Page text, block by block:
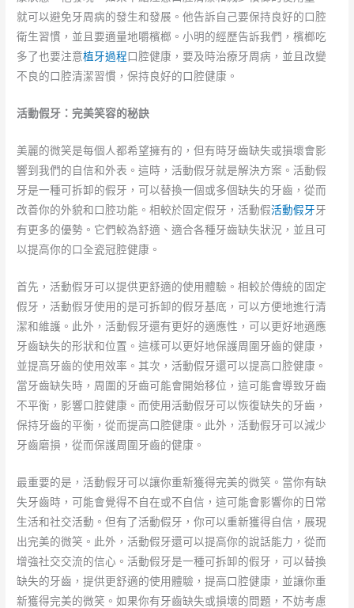
就可以避免牙周病的發生和發展。他告訴自己要保持良好的口腔
衛生習慣，並且要適量地嚼檳榔。小明的經歷告訴我們，檳榔吃
多了也要注意植牙過程口腔健康，要及時治療牙周病，並且改變
不良的口腔清潔習慣，保持良好的口腔健康。
活動假牙：完美笑容的秘訣
美麗的微笑是每個人都希望擁有的，但有時牙齒缺失或損壞會影
響到我們的自信和外表。這時，活動假牙就是解決方案。活動假
牙是一種可拆卸的假牙，可以替換一個或多個缺失的牙齒，從而
改善你的外貌和口腔功能。相較於固定假牙，活動假活動假牙牙
有更多的優勢。它們較為舒適、適合各種牙齒缺失狀況，並且可
以提高你的口全瓷冠腔健康。
首先，活動假牙可以提供更舒適的使用體驗。相較於傳統的固定
假牙，活動假牙使用的是可拆卸的假牙基底，可以方便地進行清
潔和維護。此外，活動假牙還有更好的適應性，可以更好地適應
牙齒缺失的形狀和位置。這樣可以更好地保護周圍牙齒的健康，
並提高牙齒的使用效率。其次，活動假牙還可以提高口腔健康。
當牙齒缺失時，周圍的牙齒可能會開始移位，這可能會導致牙齒
不平衡，影響口腔健康。而使用活動假牙可以恢復缺失的牙齒，
保持牙齒的平衡，從而提高口腔健康。此外，活動假牙可以減少
牙齒磨損，從而保護周圍牙齒的健康。
最重要的是，活動假牙可以讓你重新獲得完美的微笑。當你有缺
失牙齒時，可能會覺得不自在或不自信，這可能會影響你的日常
生活和社交活動。但有了活動假牙，你可以重新獲得自信，展現
出完美的微笑。此外，活動假牙還可以提高你的說話能力，從而
增強社交交流的信心。活動假牙是一種可拆卸的假牙，可以替換
缺失的牙齒，提供更舒適的使用體驗，提高口腔健康，並讓你重
新獲得完美的微笑。如果你有牙齒缺失或損壞的問題，不妨考慮